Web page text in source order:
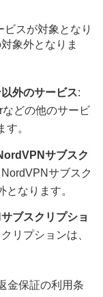
スが対象となり
象外となりま
外のサービス:
どの他のサービ
。
サブスク
サブスク
となります。
ブスクリプショ
リプションは、
金保証の利用条